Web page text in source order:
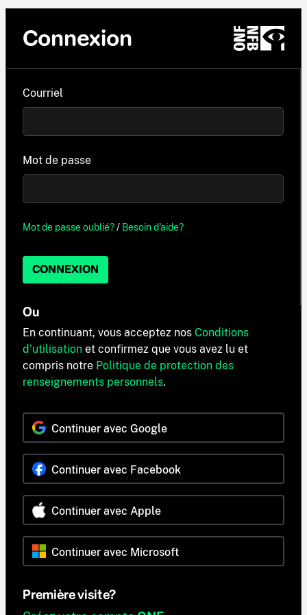
Connexion
Courriel
Mot de passe
Mot de passe oublié?/ Besoin d'aide?
CONNEXION
Ou
En continuant, vous acceptez nos Conditions
d'utilisation et confirmez que vous avez lu et
compris notre Politique de protection des
renseignements personnels.
Continuer avec Google
Continuer avec Facebook
Continuer avec Apple
Continuer avec Microsoft
Première visite?